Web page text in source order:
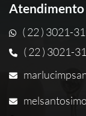
Atendimento
( 22 ) 3021-
( 22 ) 3021-